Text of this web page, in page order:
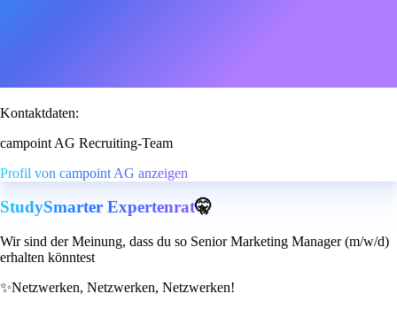
Kontaktdaten:
campoint AG Recruiting-Team
Profil von campoint AG anzeigen
StudySmarter Expertenrat🤫
Wir sind der Meinung, dass du so Senior Marketing Manager (m/w/d)
erhalten könntest
✨Netzwerken, Netzwerken, Netzwerken!